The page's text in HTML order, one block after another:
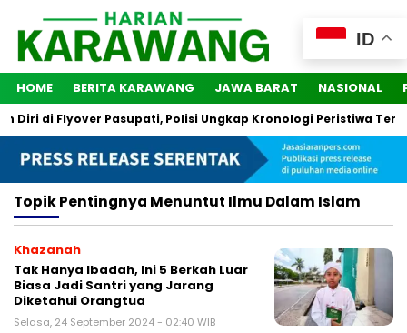
HOME BERITA KARAWANG JAWA BARAT NASIONAL
Diri di Flyover Pasupati, Polisi Ungkap Kronologi Peristiwa
TopikPentingnya Menuntut Ilmu Dalam Islam
Khazanah
Tak Hanya Ibadah, Ini 5 Berkah Luar
Biasa Jadi Santri yang Jarang
Diketahui Orangtua
Selasa, 24 September 2024 - 02:40 WIB
ID